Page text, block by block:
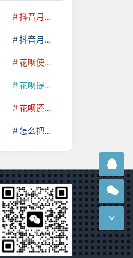
抖音月付套现怎么套
抖音月付套现30秒技巧
花呗使用技巧
花呗提现怎么操作
花呗还款技巧
怎么把京东白条的钱取出来